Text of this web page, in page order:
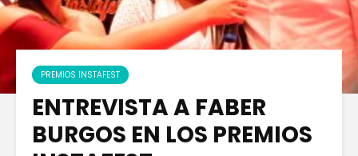
PREMIOS INSTAFEST
ENTREVISTA A FABER
BURGOS EN LOS PREMIOS